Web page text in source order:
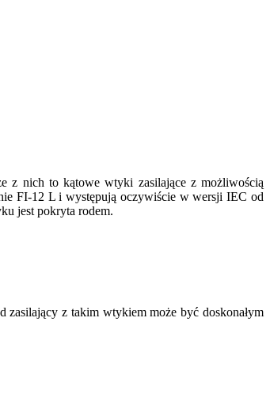
z nich to kątowe wtyki zasilające z możliwością
FI-12 L i występują oczywiście w wersji IEC od
jest pokryta rodem.
z takim wtykiem może być doskonałym